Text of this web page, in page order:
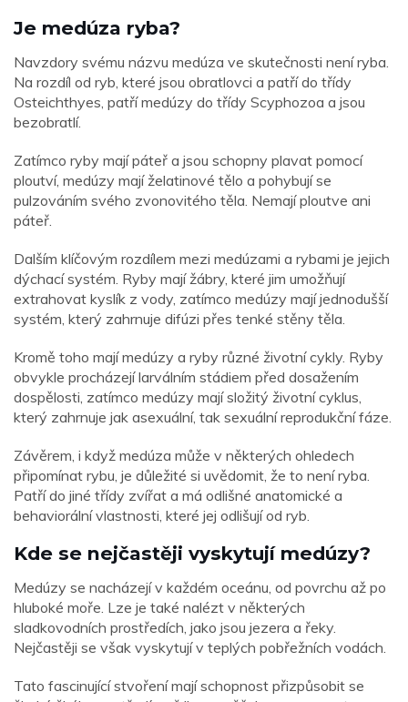
Je medúza ryba?
Navzdory svému názvu medúza ve skutečnosti není ryba.
Na rozdíl od ryb, které jsou obratlovci a patří do třídy
Osteichthyes, patří medúzy do třídy Scyphozoa a jsou
bezobratlí.
Zatímco ryby mají páteř a jsou schopny plavat pomocí
ploutví, medúzy mají želatinové tělo a pohybují se
pulzováním svého zvonovitého těla. Nemají ploutve ani
páteř.
Dalším klíčovým rozdílem mezi medúzami a rybami je jejich
dýchací systém. Ryby mají žábry, které jim umožňují
extrahovat kyslík z vody, zatímco medúzy mají jednodušší
systém, který zahrnuje difúzi přes tenké stěny těla.
Kromě toho mají medúzy a ryby různé životní cykly. Ryby
obvykle procházejí larválním stádiem před dosažením
dospělosti, zatímco medúzy mají složitý životní cyklus,
který zahrnuje jak asexuální, tak sexuální reprodukční fáze.
Závěrem, i když medúza může v některých ohledech
připomínat rybu, je důležité si uvědomit, že to není ryba.
Patří do jiné třídy zvířat a má odlišné anatomické a
behaviorální vlastnosti, které jej odlišují od ryb.
Kde se nejčastěji vyskytují medúzy?
Medúzy se nacházejí v každém oceánu, od povrchu až po
hluboké moře. Lze je také nalézt v některých
sladkovodních prostředích, jako jsou jezera a řeky.
Nejčastěji se však vyskytují v teplých pobřežních vodách.
Tato fascinující stvoření mají schopnost přizpůsobit se